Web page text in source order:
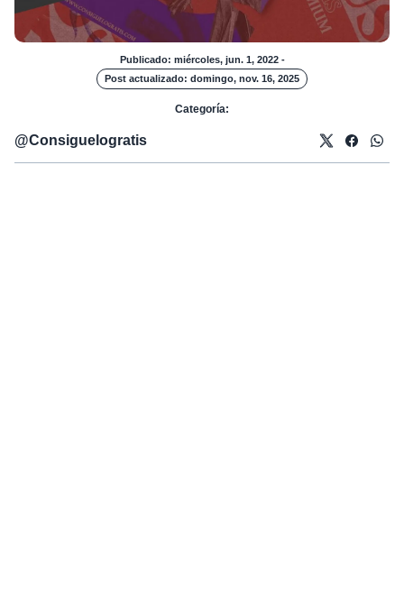
Publicado: miércoles, jun. 1, 2022 -
Post actualizado: domingo, nov. 16, 2025
Categoría:
@Consiguelogratis